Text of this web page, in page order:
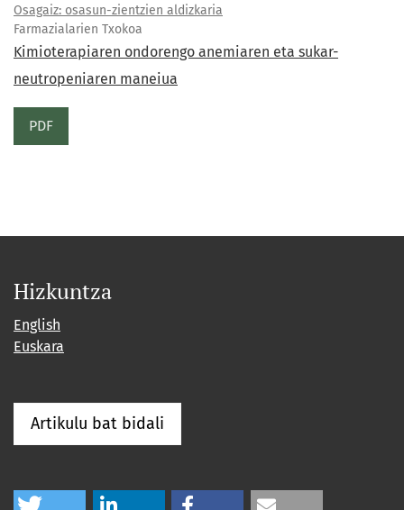
Osagaiz: osasun-zientzien aldizkaria
Farmazialarien Txokoa
Kimioterapiaren ondorengo anemiaren eta sukar-
neutropeniaren maneiua
PDF
Hizkuntza
English
Euskara
Artikulu bat bidali